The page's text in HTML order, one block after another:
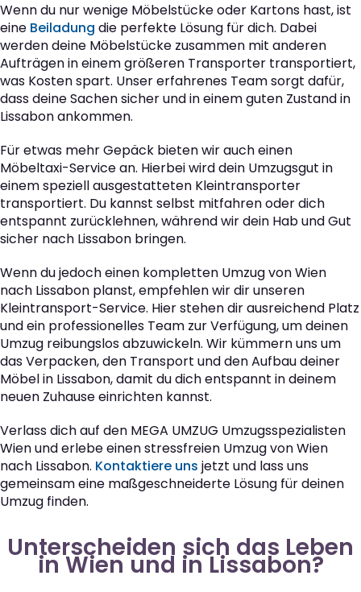
Wenn du nur wenige Möbelstücke oder Kartons hast, ist
eine Beiladung die perfekte Lösung für dich. Dabei
werden deine Möbelstücke zusammen mit anderen
Aufträgen in einem größeren Transporter transportiert,
was Kosten spart. Unser erfahrenes Team sorgt dafür,
dass deine Sachen sicher und in einem guten Zustand in
Lissabon ankommen.
Für etwas mehr Gepäck bieten wir auch einen
Möbeltaxi-Service an. Hierbei wird dein Umzugsgut in
einem speziell ausgestatteten Kleintransporter
transportiert. Du kannst selbst mitfahren oder dich
entspannt zurücklehnen, während wir dein Hab und Gut
sicher nach Lissabon bringen.
Wenn du jedoch einen kompletten Umzug von Wien
nach Lissabon planst, empfehlen wir dir unseren
Kleintransport-Service. Hier stehen dir ausreichend Platz
und ein professionelles Team zur Verfügung, um deinen
Umzug reibungslos abzuwickeln. Wir kümmern uns um
das Verpacken, den Transport und den Aufbau deiner
Möbel in Lissabon, damit du dich entspannt in deinem
neuen Zuhause einrichten kannst.
Verlass dich auf den MEGA UMZUG Umzugsspezialisten
Wien und erlebe einen stressfreien Umzug von Wien
nach Lissabon. Kontaktiere uns jetzt und lass uns
gemeinsam eine maßgeschneiderte Lösung für deinen
Umzug finden.
Unterscheiden sich das Leben
in Wien und in Lissabon?